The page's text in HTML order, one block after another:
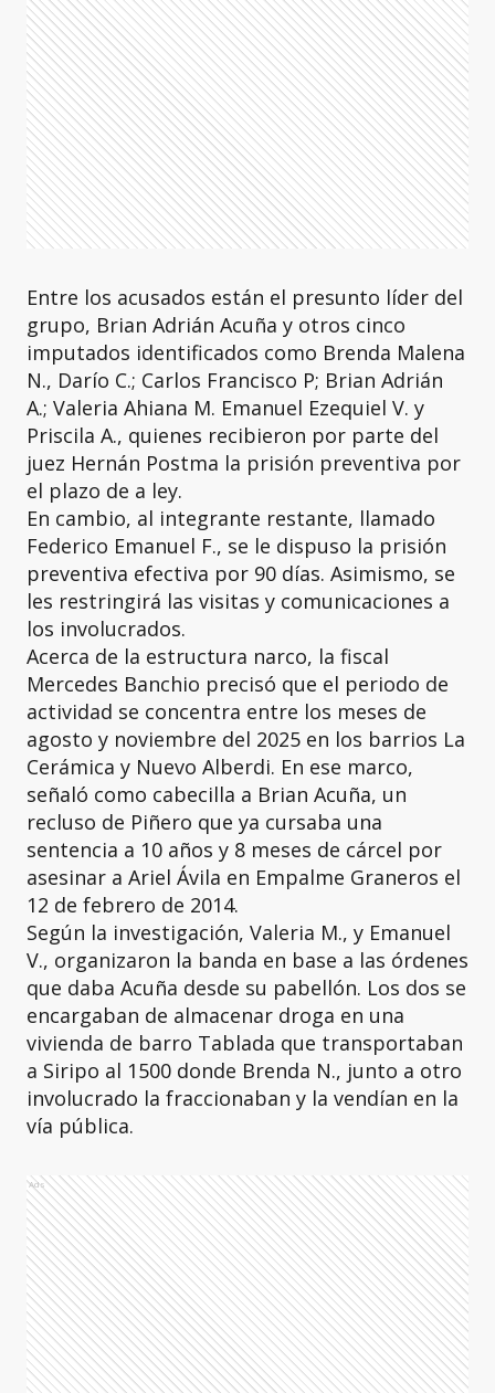
Entre los acusados están el presunto líder del
grupo, Brian Adrián Acuña y otros cinco
imputados identificados como Brenda Malena
N., Darío C.; Carlos Francisco P; Brian Adrián
A.; Valeria Ahiana M. Emanuel Ezequiel V. y
Priscila A., quienes recibieron por parte del
juez Hernán Postma la prisión preventiva por
el plazo de a ley.
En cambio, al integrante restante, llamado
Federico Emanuel F., se le dispuso la prisión
preventiva efectiva por 90 días. Asimismo, se
les restringirá las visitas y comunicaciones a
los involucrados.
Acerca de la estructura narco, la fiscal
Mercedes Banchio precisó que el periodo de
actividad se concentra entre los meses de
agosto y noviembre del 2025 en los barrios La
Cerámica y Nuevo Alberdi. En ese marco,
señaló como cabecilla a Brian Acuña, un
recluso de Piñero que ya cursaba una
sentencia a 10 años y 8 meses de cárcel por
asesinar a Ariel Ávila en Empalme Graneros el
12 de febrero de 2014.
Según la investigación, Valeria M., y Emanuel
V., organizaron la banda en base a las órdenes
que daba Acuña desde su pabellón. Los dos se
encargaban de almacenar droga en una
vivienda de barro Tablada que transportaban
a Siripo al 1500 donde Brenda N., junto a otro
involucrado la fraccionaban y la vendían en la
vía pública.
Ads